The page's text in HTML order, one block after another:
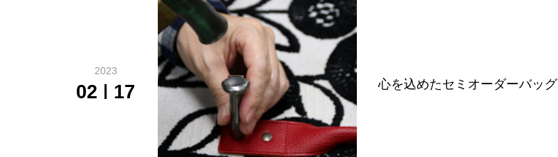
2023
02 17 心を込めたセミオーダーバッグ